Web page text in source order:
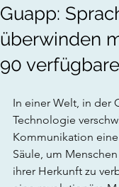
Guapp:
überwinden
90
In einer Welt, in der
Technologie
Kommunikation
Säule, um
ihrer Herkunft zu